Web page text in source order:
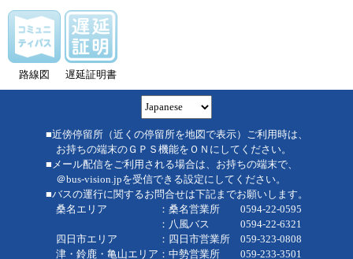
路線図 遅延証明書
■近傍停留所（近くの停留所を地図で表示）ご利用時は、
お持ちの端末のＧＰＳ機能をＯＮにしてください。
■メール配信をご利用される場合は、お持ちの端末で、
＠bus-vision.jpを受信できる設定にしてください。
■バスの運行に関するお問合せは下記までお願いします。
桑名エリア ：桑名営業所 0594-22-0595
：八風バス 0594-22-6321
四日市エリア ：四日市営業所 059-323-0808
津・鈴鹿・亀山エリア：中勢営業所 059-233-3501